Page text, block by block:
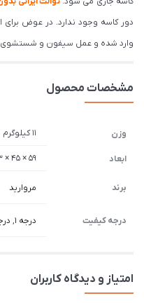
دور کاسه وجود ندارد. در عوض
وارد شده و عمل سیفون و شستشوی
مشخصات محصول
وزن 11 کیلوگرم
ابعاد 59 × 45 × 23 سانتیمتر
برند مروارید
درجه کیفیت درجه 1 ,
امتیاز و دیدگاه کاربران